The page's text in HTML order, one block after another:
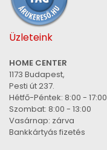
Üzleteink
HOME CENTER
1173 Budapest,
Pesti út 237.
Hétfő-Péntek: 8:00 - 17:00
Szombat: 8:00 - 13:00
Vasárnap: zárva
Bankkártyás fizetés